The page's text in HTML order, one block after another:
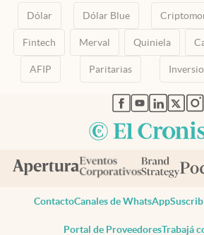
Dólar Dólar Blue
Fintech Merval Quiniela
AFIP Paritarias
abre en nueva
abre enabre en
ContactoCanales de WhatsApp
Portal de ProveedoresTrabajá